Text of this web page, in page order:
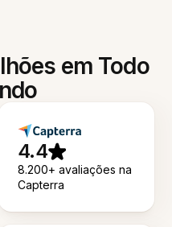
em Todo
4.4
8.200+ avaliações na
Capterra